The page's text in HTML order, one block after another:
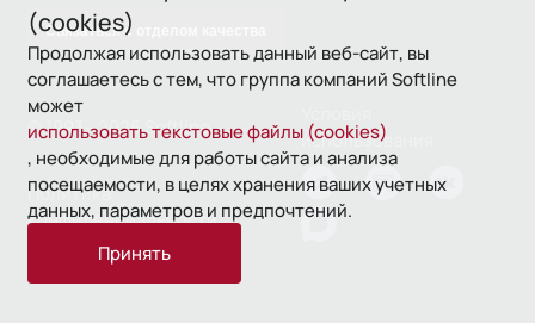
(cookies)
Продолжая использовать данный веб-сайт, вы
соглашаетесь с тем, что группа компаний Softline
может
использовать текстовые файлы (cookies)
, необходимые для работы сайта и анализа
посещаемости, в целях хранения ваших учетных
данных, параметров и предпочтений.
Принять
Связаться с отделом качества
© 1993—2026 Softline
использования
Политика
конфиденциальности